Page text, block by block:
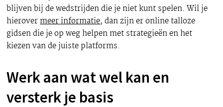
blijven bij de wedstrijden die je niet kunt spelen. Wil je
hierovermeer informatie, dan zijn er online talloze
gidsen die je op weg helpen met strategieën en het
kiezen van de juiste platforms.
Werk aan wat wel kan en
versterk je basis